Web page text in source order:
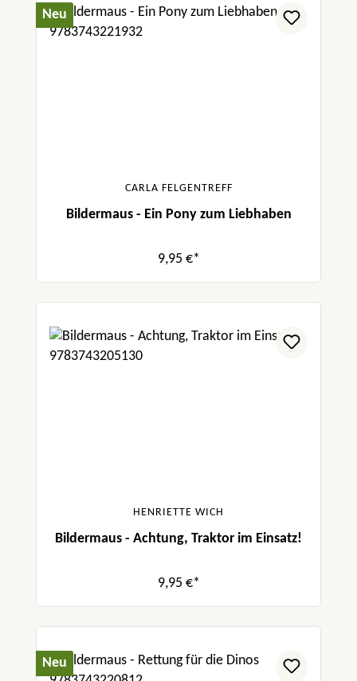
Neu
CARLA FELGENTREFF
Bildermaus - Ein Pony zum Liebhaben
9,95 €*
HENRIETTE WICH
Bildermaus - Achtung, Traktor im Einsatz!
9,95 €*
Neu